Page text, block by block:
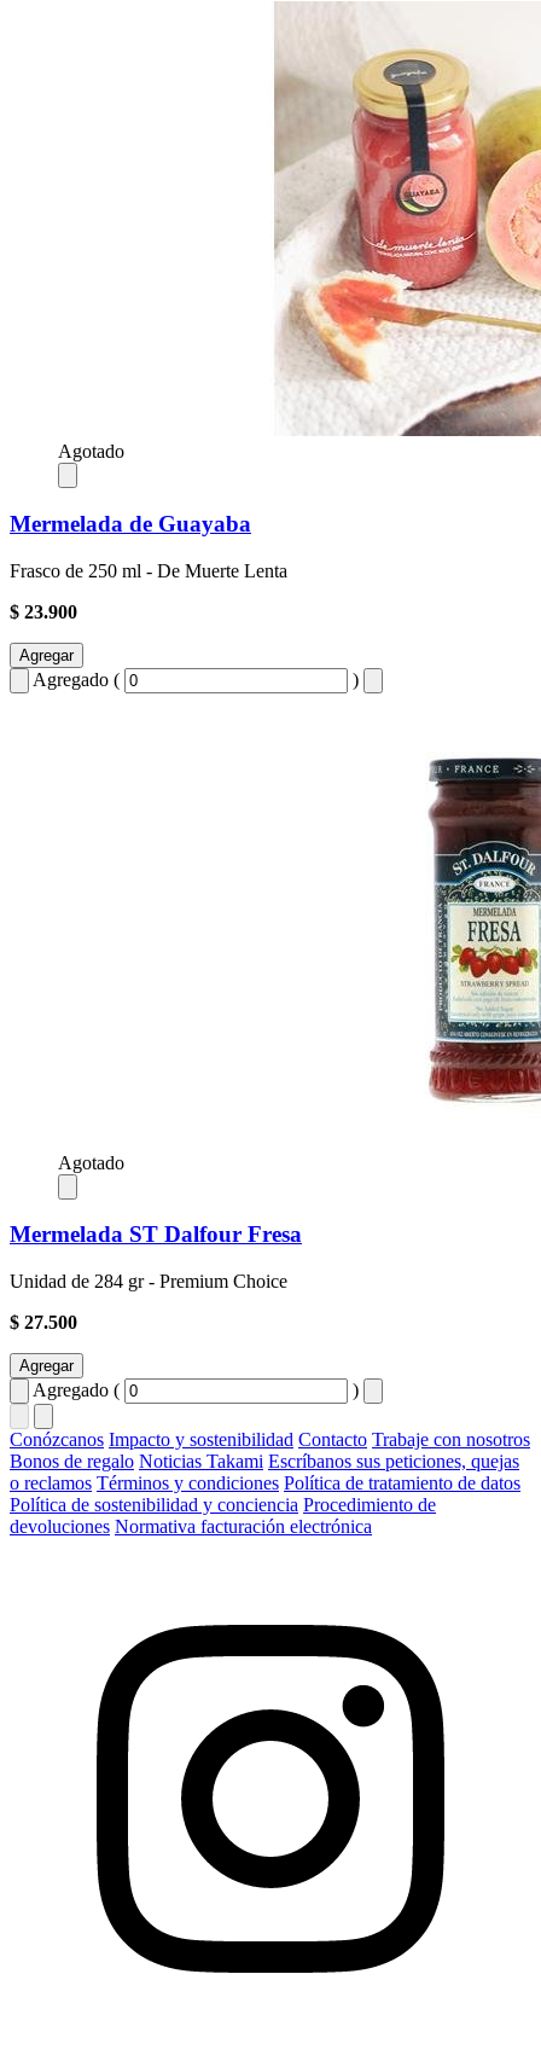
Agotado
Mermelada de Guayaba
Frasco de 250 ml - De Muerte Lenta
$ 23.900
Agregar
Agregado ( )
Agotado
Mermelada ST Dalfour Fresa
Unidad de 284 gr - Premium Choice
$ 27.500
Agregar
Agregado ( )
Conózcanos Impacto y sostenibilidad Contacto Trabaje con nosotros
Bonos de regalo Noticias Takami Escríbanos sus peticiones, quejas
o reclamos Términos y condiciones Política de tratamiento de datos
Política de sostenibilidad y conciencia Procedimiento de
devoluciones Normativa facturación electrónica